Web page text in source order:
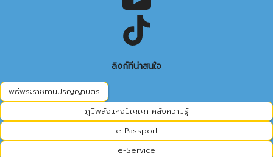
ลิงก์ที่น่าสนใจ
พิธีพระราชทานปริญญาบัตร
ภูมิพลังแห่งปัญญา คลังความรู้
e-Passport
e-Service